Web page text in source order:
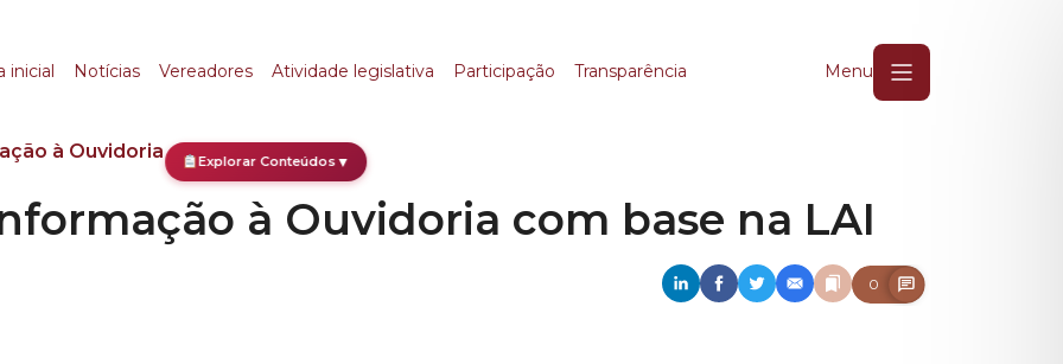
Explorar Conteúdos▼
inicial Notícias Vereadores Atividade legislativa Participação Transparência Menu
à Ouvidoria com base na LAI
à Ouvidoria com base na LAI
0